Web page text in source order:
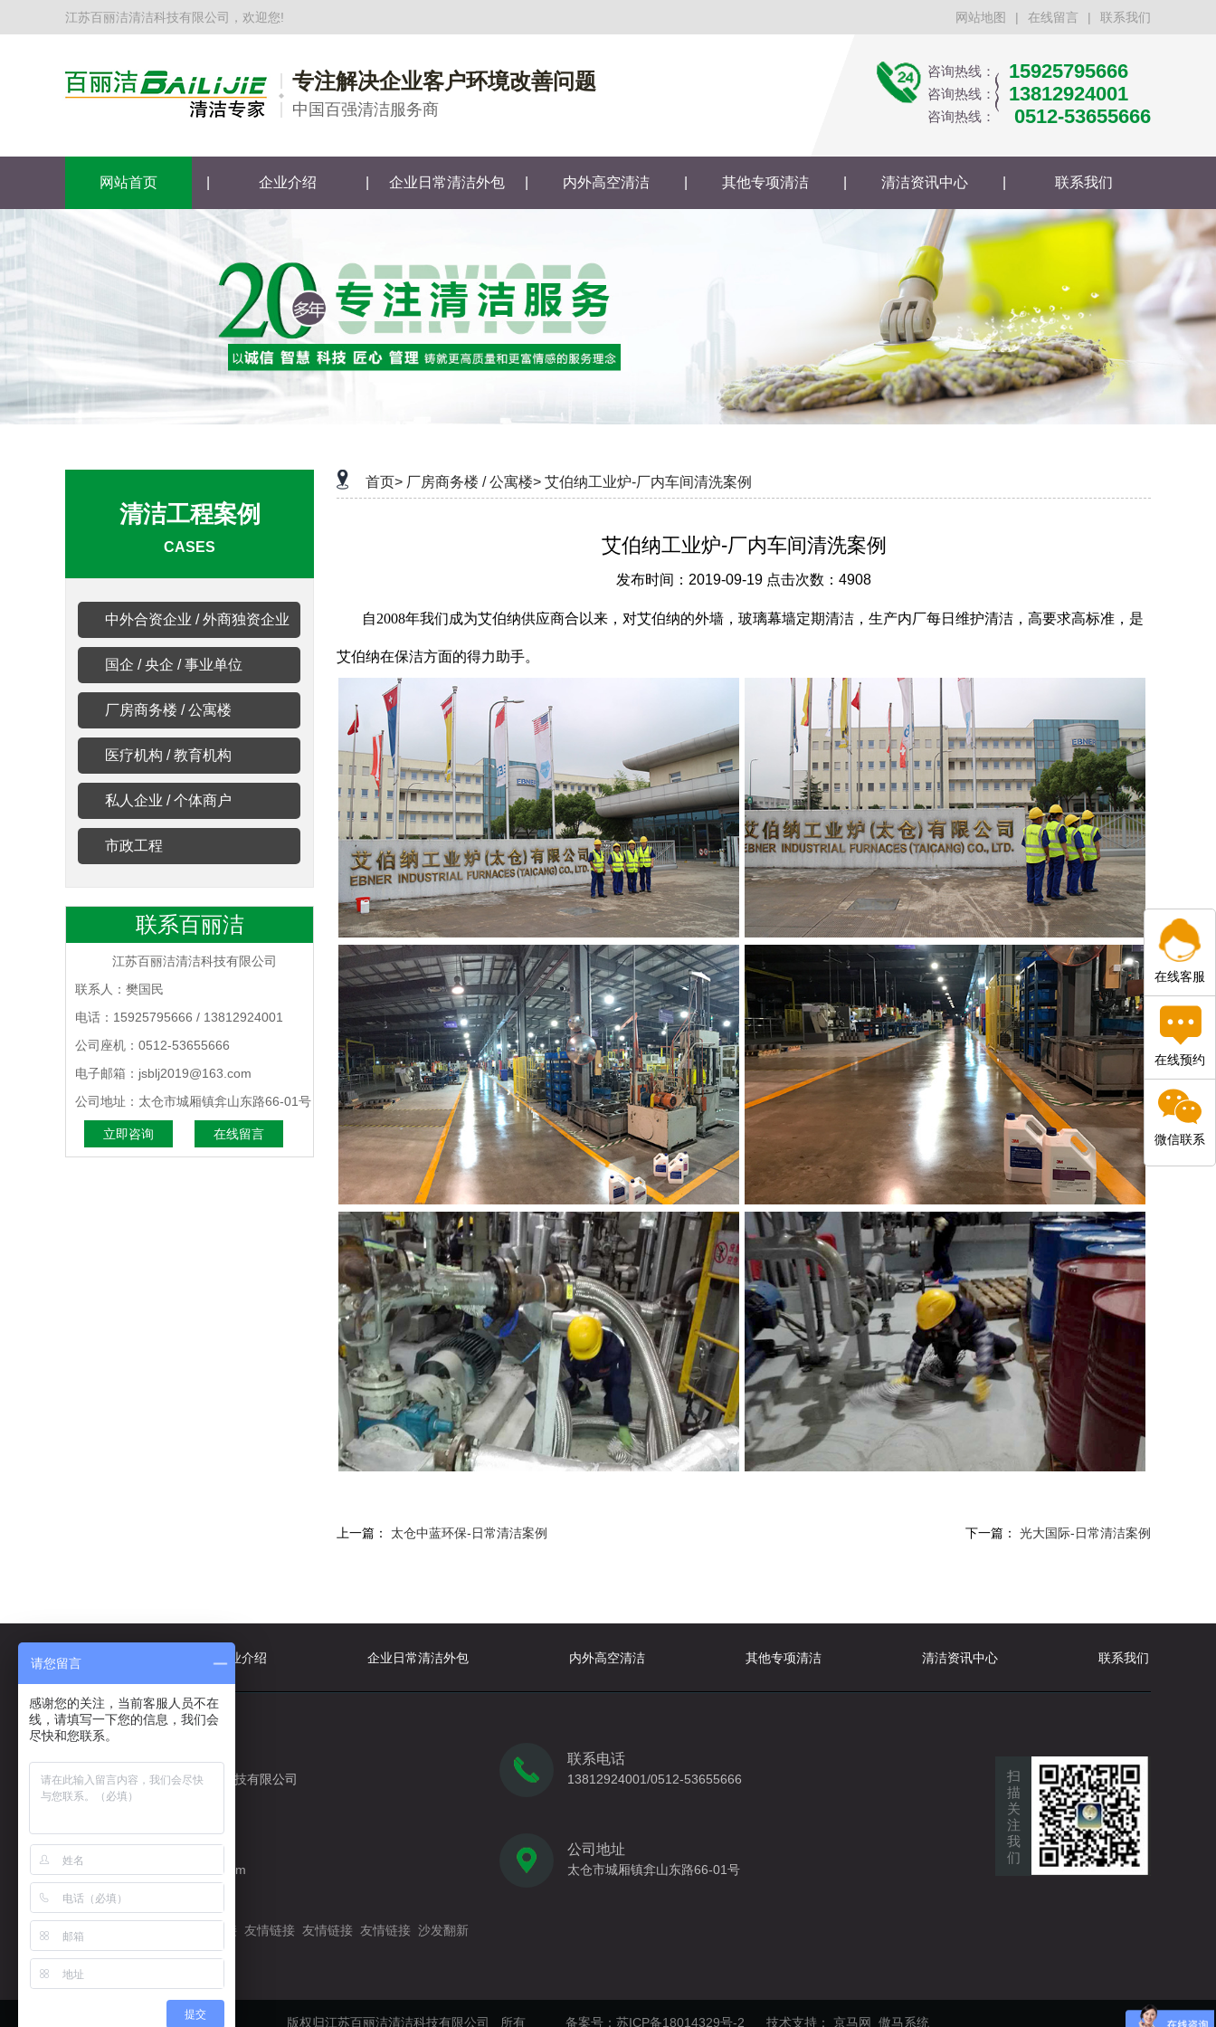
江苏百丽洁清洁科技有限公司，欢迎您! 网站地图 | 在线留言 | 联系我们
专注解决企业客户环境改善问题
中国百强清洁服务商
咨询热线： 15925795666
咨询热线： 13812924001
咨询热线： 0512-53655666
网站首页 企业介绍 企业日常清洁外包 内外高空清洁 其他专项清洁 清洁资讯中心 联系我们
清洁工程案例
CASES
中外合资企业 / 外商独资企业
国企 / 央企 / 事业单位
厂房商务楼 / 公寓楼
医疗机构 / 教育机构
私人企业 / 个体商户
市政工程
联系百丽洁
江苏百丽洁清洁科技有限公司
联系人：樊国民
电话：15925795666 / 13812924001
公司座机：0512-53655666
电子邮箱：jsblj2019@163.com
公司地址：太仓市城厢镇弇山东路66-01号
立即咨询 在线留言
首页> 厂房商务楼 / 公寓楼> 艾伯纳工业炉-厂内车间清洗案例
艾伯纳工业炉-厂内车间清洗案例
发布时间：2019-09-19 点击次数：4908
自2008年我们成为艾伯纳供应商合以来，对艾伯纳的外墙，玻璃幕墙定期清洁，生产内厂每日维护清洁，高要求高标准，是
艾伯纳在保洁方面的得力助手。
上一篇： 太仓中蓝环保-日常清洁案例 下一篇： 光大国际-日常清洁案例
网站首页 企业介绍 企业日常清洁外包 内外高空清洁 其他专项清洁 清洁资讯中心 联系我们
公司名称
江苏百丽洁清洁科技有限公司
电子邮箱
jsblj2019@163.com
联系电话
13812924001/0512-53655666
公司地址
太仓市城厢镇弇山东路66-01号
扫
描
关
注
我
们
友情链接： 友情链接 友情链接 友情链接 友情链接 沙发翻新
版权归江苏百丽洁清洁科技有限公司 所有 备案号： 苏ICP备18014329号-2 技术支持： 京马网 傲马系统
在线客服
在线预约
微信联系
请您留言
感谢您的关注，当前客服人员不在
线，请填写一下您的信息，我们会
尽快和您联系。
提交